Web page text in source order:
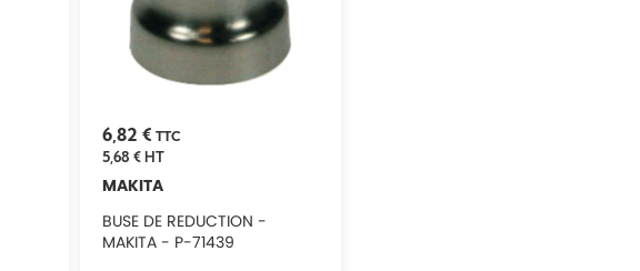
6,82 € TTC
5,68 €HT
MAKITA
BUSE DE REDUCTION -
MAKITA - P-71439